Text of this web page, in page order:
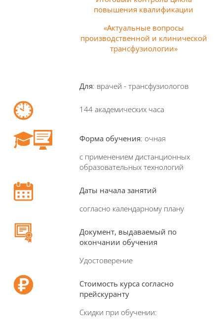
повышения квалификации
«Актуальные вопросы
производственной и клинической
трансфузиологии»
Для: врачей - трансфузиологов
144 академических часа
Форма обучения: очная
с применением дистанционных
образовательных технологий
Даты начала занятий
согласно календарному плану
Документ, выдаваемый по
окончании обучения
Удостоверение
Стоимость курса согласно
прейскуранту
Скидки при обучении: